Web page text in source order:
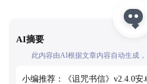
AI摘要
此内容由AI根据文章内容自动生成
小编推荐：《诅咒书信》v2.4.0